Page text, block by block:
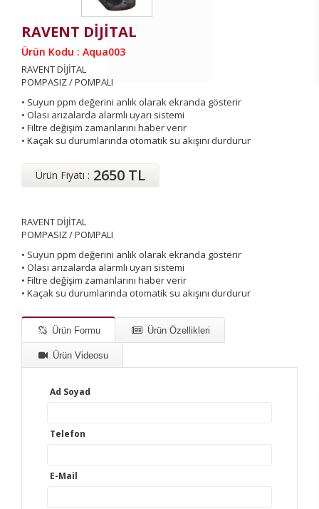
RAVENT DİJİTAL
Ürün Kodu : Aqua003
RAVENT DİJİTAL
POMPASIZ / POMPALI
• Suyun ppm değerini anlık olarak ekranda gösterir
• Olası arızalarda alarmlı uyarı sistemi
• Filtre değişim zamanlarını haber verir
• Kaçak su durumlarında otomatik su akışını durdurur
Ürün Fiyatı : 2650 TL
RAVENT DİJİTAL
POMPASIZ / POMPALI
• Suyun ppm değerini anlık olarak ekranda gösterir
• Olası arızalarda alarmlı uyarı sistemi
• Filtre değişim zamanlarını haber verir
• Kaçak su durumlarında otomatik su akışını durdurur
Ürün Formu Ürün Özellikleri
Ürün Videosu
Ad Soyad
Telefon
E-Mail